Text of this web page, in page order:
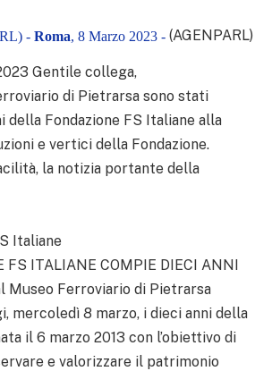
- Roma, 8 Marzo 2023 - (AGENPARL)
Gentile collega,
di Pietrarsa sono stati
della Fondazione FS Italiane alla
e vertici della Fondazione.
la notizia portante della
Italiane
FS ITALIANE COMPIE DIECI ANNI
Museo Ferroviario di Pietrarsa
mercoledì 8 marzo, i dieci anni della
il 6 marzo 2013 con l’obiettivo di
e valorizzare il patrimonio